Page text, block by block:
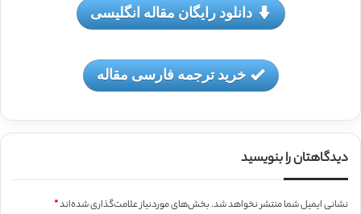
دانلود رایگان مقاله انگلیسی
خرید ترجمه فارسی مقاله
دیدگاهتان را بنویسید
نشانی ایمیل شما منتشر نخواهد شد.بخش‌های موردنیاز علامت‌گذاری شده‌اند*